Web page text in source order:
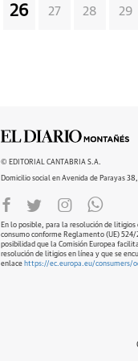
26 27 28 29
© EDITORIAL CANTABRIA S.A.
Domicilio social en Avenida de Parayas
En lo posible, para la resolución de
consumo conforme Reglamento (UE) 524/
posibilidad que la Comisión Europea
resolución de litigios en línea y que se
enlace https://ec.europa.eu/consumers/